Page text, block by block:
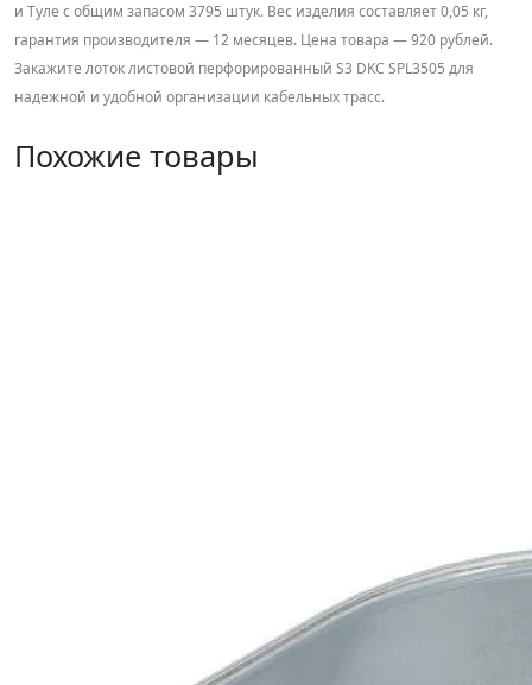
и Туле с общим запасом 3795 штук. Вес изделия составляет 0,05 кг,
гарантия производителя — 12 месяцев. Цена товара — 920 рублей.
Закажите лоток листовой перфорированный S3 DKC SPL3505 для
надежной и удобной организации кабельных трасс.
Похожие товары